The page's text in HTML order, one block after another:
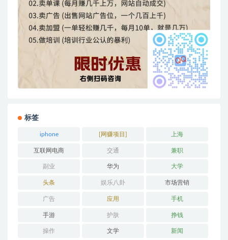
标签
iphone [网赚项目] 上海
互联网电商 交通 兼职
副业 华为 大学
头条 娱乐八卦 市场营销
广告 应用 手机
手游 护肤 挣钱
操作 文学 新闻